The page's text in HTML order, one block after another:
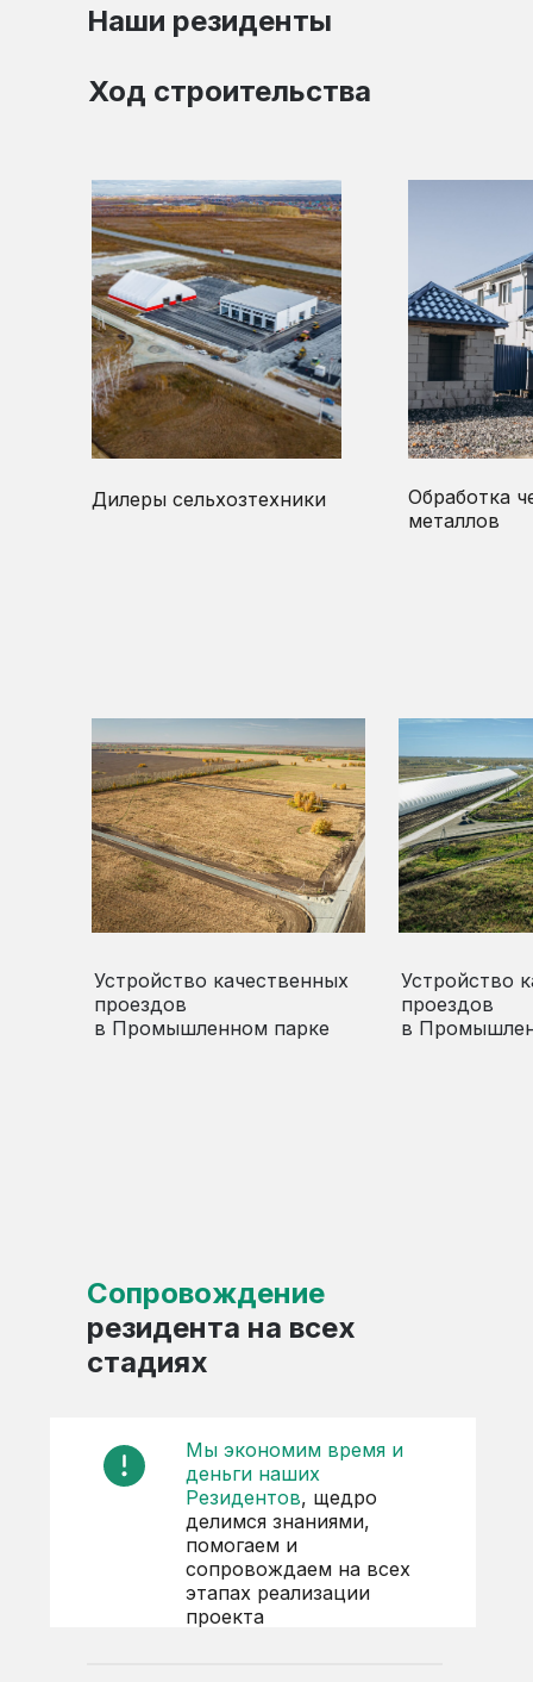
Наши резиденты
Ход строительства
Дилеры сельхозтехники
Обработка
металлов
Устройство
проездов
в
Устройство качественных
проездов
в Промышленном парке
Мы экономим время и
деньги наших
Резидентов, щедро
делимся знаниями,
помогаем и
сопровождаем на всех
этапах реализации
проекта
Сопровождение
резидента на всех
стадиях